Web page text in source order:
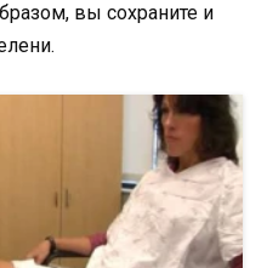
вы сохраните и